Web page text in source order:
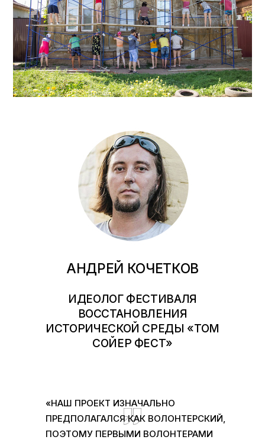
АНДРЕЙ КОЧЕТКОВ
ИДЕОЛОГ ФЕСТИВАЛЯ
ВОССТАНОВЛЕНИЯ
ИСТОРИЧЕСКОЙ СРЕДЫ «ТОМ
СОЙЕР ФЕСТ»
«НАШ ПРОЕКТ ИЗНАЧАЛЬНО
ПРЕДПОЛАГАЛСЯ КАК ВОЛОНТЕРСКИЙ,
ПОЭТОМУ ПЕРВЫМИ ВОЛОНТЕРАМИ